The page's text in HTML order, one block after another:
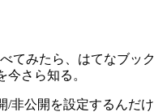
てみたら、はてなブッ
さら知る。
非公開を設定するんだ